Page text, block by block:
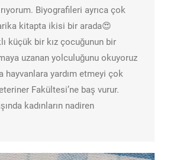
Biyografileri ayrıca çok
kitapta ikisi bir arada😍
küçük bir kız çocuğunun bir
uzanan yolculuğunu okuyoruz
hayvanlara yardım etmeyi çok
Fakültesi’ne baş vurur.
kadınların nadiren